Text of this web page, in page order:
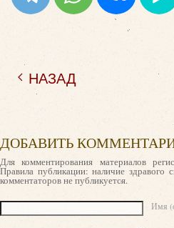
НАЗАД
ДОБАВИТЬ
Для комментирования материалов
Правила публикации: наличие здравого
комментаторов не публикуется.
Имя
Текст комментария